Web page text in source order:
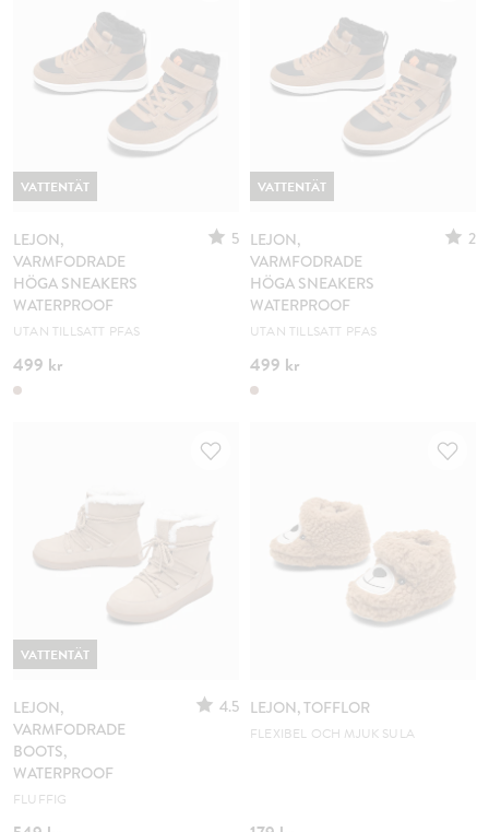
LEJON,
VARMFODRADE
HÖGA SNEAKERS
WATERPROOF
5
UTAN TILLSATT PFAS
499 kr
VATTENTÄT
LEJON,
VARMFODRADE
HÖGA SNEAKERS
WATERPROOF
2
UTAN TILLSATT PFAS
499 kr
VATTENTÄT
LEJON,
VARMFODRADE
BOOTS,
WATERPROOF
4.5
FLUFFIG
VATTENTÄT
LEJON, TOFFLOR
FLEXIBEL OCH MJUK SULA